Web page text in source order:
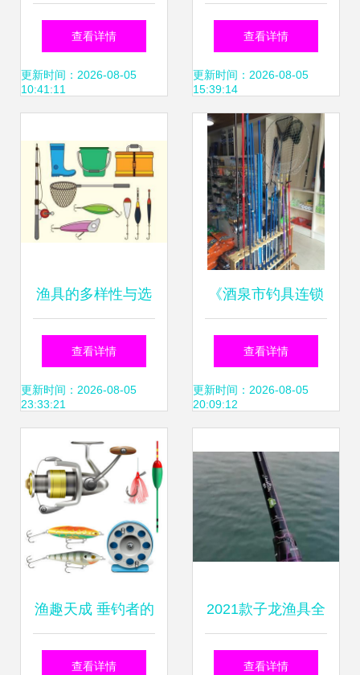
怎么样？钓箱配件
口碑点评与分析
查看详情
更新时间：2026-08-05
10:41:11
（JIADIAONI）
TDG006/TZ00624
碳素超轻钓鱼竿测
评 台钓竿与海竿的
性价比之选
查看详情
更新时间：2026-08-05
15:39:14
渔具的多样性与选
择指南
查看详情
更新时间：2026-08-05
23:33:21
《酒泉市钓具连锁
探索甘肃优质渔具
进货渠道》
查看详情
更新时间：2026-08-05
20:09:12
渔趣天成 垂钓者的
必备渔具全攻略
查看详情
2021款子龙渔具全
面评测 性能与品质
查看详情